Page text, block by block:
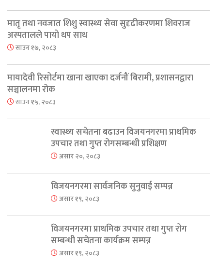
मातृ तथा नवजात शिशु स्वास्थ्य सेवा सुदृढीकरणमा शिवराज
अस्पतालले पायो थप साथ
साउन १७, २०८३
मायादेवी रिसोर्टमा खाना खाएका दर्जनौं बिरामी, प्रशासनद्वारा
सञ्चालनमा रोक
साउन १५, २०८३
स्वास्थ्य सचेतना बढाउन विजयनगरमा प्राथमिक
उपचार तथा गुप्त रोगसम्बन्धी प्रशिक्षण
असार २०, २०८३
विजयनगरमा सार्वजनिक सुनुवाई सम्पन्न
असार १९, २०८३
विजयनगरमा प्राथमिक उपचार तथा गुप्त रोग
सम्बन्धी सचेतना कार्यक्रम सम्पन्न
असार १९, २०८३